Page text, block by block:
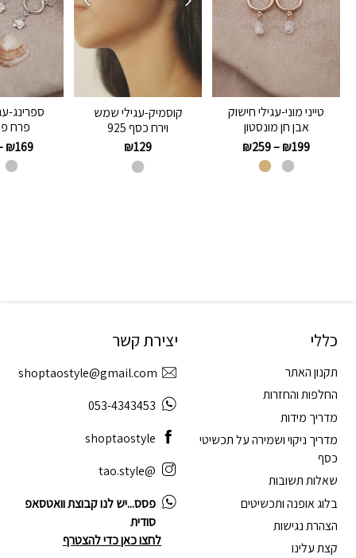
טייני מוני-עגילי חישוק
אבן חן מונסטון
₪199
–
₪259
קוסמיק-עגילי שמש
וירח כסף 925
₪129
ספרינג-
פרח
₪169
כללי
תקנון האתר
החלפות והחזרות
מדריך מידות
מדריך ניקוי ושמירה על תכשיטי
כסף
שאלות תשובות
בלוג אופנה ותכשיטים
הצהרת נגישות
קצת עלינו
יצירת קשר
shoptaostyle@gmail.com
053-4343453
shoptaostyle
@tao.style
פסס...יש לנו קבוצת וואטסאפ
סודית
לחצו כאן כדי להצטרף